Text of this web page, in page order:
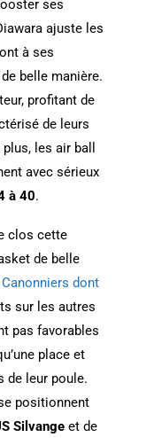
ses
ajuste les
à ses
belle manière.
profitant de
de leurs
les air ball
avec sérieux
à 40.
clos cette
de belle
Canonniers dont
sur les autres
pas favorables
place et
de leur poule.
positionnent
Silvangeet de